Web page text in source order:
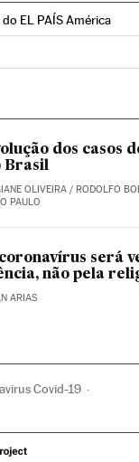
EL PAÍS América
Brasil en Twitter
País Brasil en
El País Brasil en
dos casos
Brasil
OLIVEIRA / RODOLFO
PAULO
será
não pela
ARIAS
Covid-19
Doenças respiratórias